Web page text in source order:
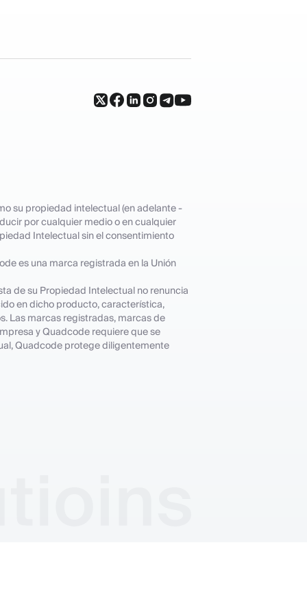
su propiedad intelectual (en adelante -
por cualquier medio o en cualquier
Intelectual sin el consentimiento
es una marca registrada en la Unión
de su Propiedad Intelectual no renuncia
en dicho producto, característica,
Las marcas registradas, marcas de
y Quadcode requiere que se
Quadcode protege diligentemente